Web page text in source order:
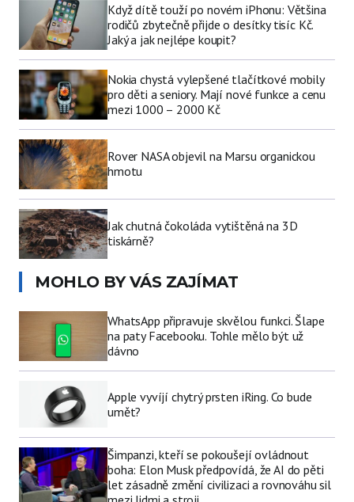
Když dítě touží po novém iPhonu: Většina
rodičů zbytečně přijde o desítky tisíc Kč.
Jaký a jak nejlépe koupit?
Nokia chystá vylepšené tlačítkové mobily
pro děti a seniory. Mají nové funkce a cenu
mezi 1000 – 2000 Kč
Rover NASA objevil na Marsu organickou
hmotu
Jak chutná čokoláda vytištěná na 3D
tiskárně?
MOHLO BY VÁS ZAJÍMAT
WhatsApp připravuje skvělou funkci. Šlape
na paty Facebooku. Tohle mělo být už
dávno
Apple vyvíjí chytrý prsten iRing. Co bude
umět?
Šimpanzi, kteří se pokoušejí ovládnout
boha: Elon Musk předpovídá, že AI do pěti
let zásadně změní civilizaci a rovnováhu sil